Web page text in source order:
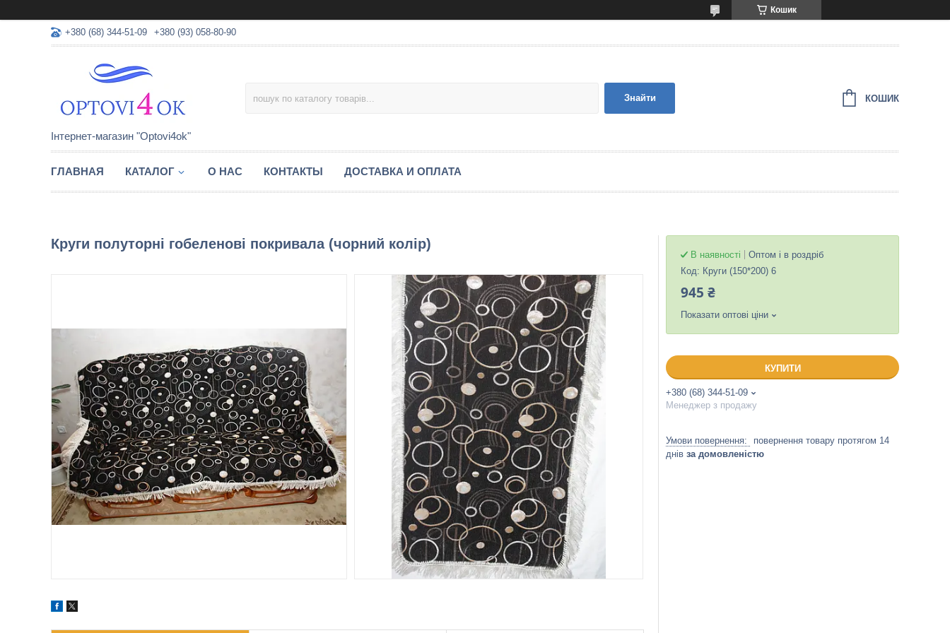
Кошик
+380 (68) 344-51-09 +380 (93) 058-80-90
Інтернет-магазин "Optovi4ok"
Знайти КОШИК
ГЛАВНАЯ КАТАЛОГ О НАС КОНТАКТЫ ДОСТАВКА И ОПЛАТА
Круги полуторні гобеленові покривала (чорний колір)
В наявності
Оптом і в роздріб
Код: Круги (150*200) 6
945 ₴
Показати оптові ціни
КУПИТИ
+380 (68) 344-51-09
Менеджер з продажу
повернення товару протягом 14
днів за домовленістю